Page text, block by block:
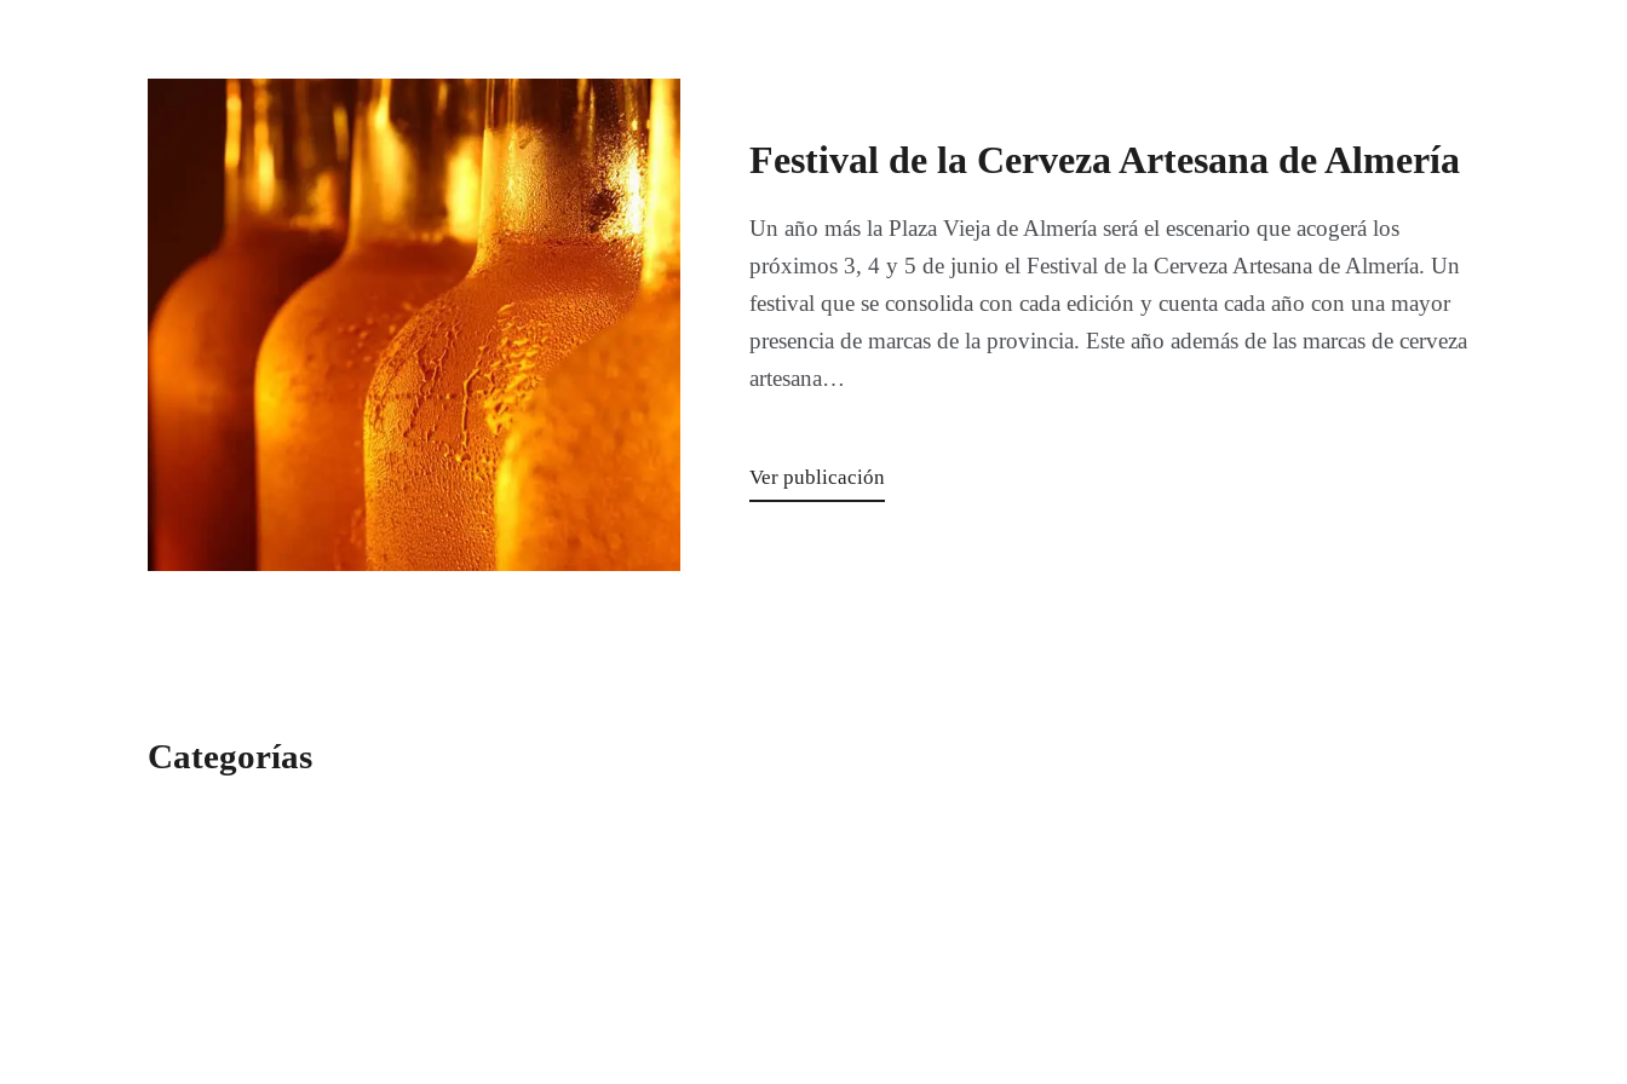
Festival de la Cerveza Artesana de Almería
Un año más la Plaza Vieja de Almería será el escenario que acogerá los
próximos 3, 4 y 5 de junio el Festival de la Cerveza Artesana de Almería. Un
festival que se consolida con cada edición y cuenta cada año con una mayor
presencia de marcas de la provincia. Este año además de las marcas de cerveza
artesana…
Ver publicación
Categorías